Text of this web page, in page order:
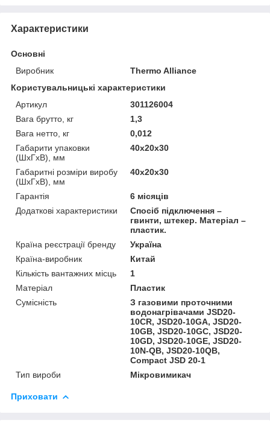
Характеристики
Основні
Виробник
Thermo Alliance
Користувальницькі характеристики
Артикул
301126004
Вага брутто, кг
1,3
Вага нетто, кг
0,012
Габарити упаковки
(ШхГхВ), мм
40х20х30
Габаритні розміри виробу
(ШхГхВ), мм
40х20х30
Гарантія
6 місяців
Додаткові характеристики
Спосіб підключення –
гвинти, штекер. Матеріал –
пластик.
Країна реєстрації бренду
Україна
Країна-виробник
Китай
Кількість вантажних місць
1
Матеріал
Пластик
Сумісність
З газовими проточними
водонагрівачами JSD20-
10CR, JSD20-10GA, JSD20-
10GB, JSD20-10GC, JSD20-
10GD, JSD20-10GE, JSD20-
10N-QB, JSD20-10QB,
Compact JSD 20-1
Тип вироби
Мікровимикач
Приховати